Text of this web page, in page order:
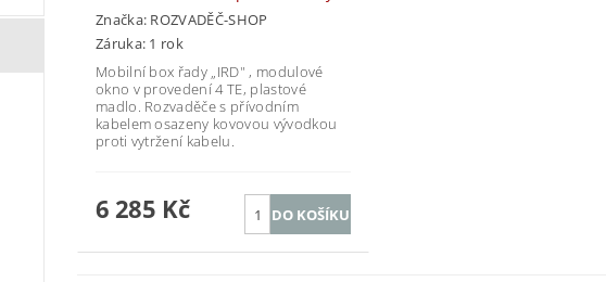
Značka: ROZVADĚČ-SHOP
Záruka: 1 rok
Mobilní box řady „IRD" , modulové
okno v provedení 4 TE, plastové
madlo. Rozvaděče s přívodním
kabelem osazeny kovovou vývodkou
proti vytržení kabelu.
6 285 Kč